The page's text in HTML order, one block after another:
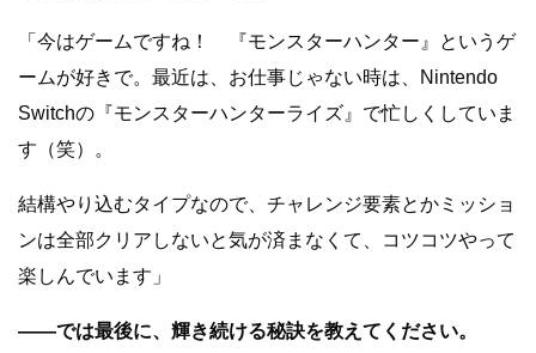
「今はゲームですね！ 『モンスターハンター』というゲ
ームが好きで。最近は、お仕事じゃない時は、Nintendo
Switchの『モンスターハンターライズ』で忙しくしていま
す（笑）。
結構やり込むタイプなので、チャレンジ要素とかミッショ
ンは全部クリアしないと気が済まなくて、コツコツやって
楽しんでいます」
――では最後に、輝き続ける秘訣を教えてください。